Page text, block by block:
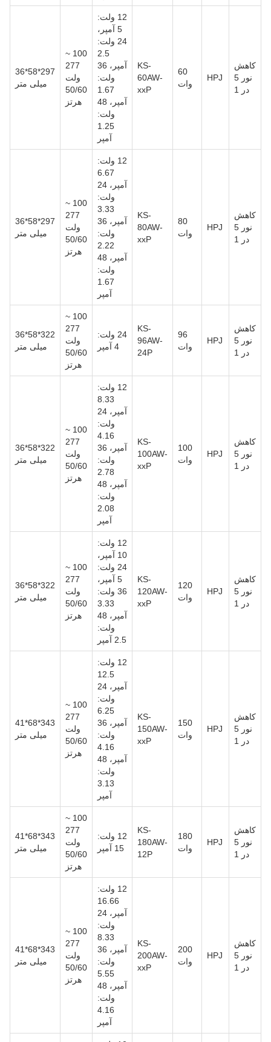
کاهش
نور 5
در 1
HPJ
60
وات
KS-
60AW-
xxP
12 ولت:
5 آمپر،
24 ولت:
2.5
آمپر، 36
ولت:
1.67
آمپر، 48
ولت:
1.25
آمپر
100 ~
277
ولت
50/60
هرتز
297*58*36
میلی متر
کاهش
نور 5
در 1
HPJ
80
وات
KS-
80AW-
xxP
12 ولت:
6.67
آمپر، 24
ولت:
3.33
آمپر، 36
ولت:
2.22
آمپر، 48
ولت:
1.67
آمپر
100 ~
277
ولت
50/60
هرتز
297*58*36
میلی متر
کاهش
نور 5
در 1
HPJ
96
وات
KS-
96AW-
24P
24 ولت:
4 آمپر
100 ~
277
ولت
50/60
هرتز
322*58*36
میلی متر
کاهش
نور 5
در 1
HPJ
100
وات
KS-
100AW-
xxP
12 ولت:
8.33
آمپر، 24
ولت:
4.16
آمپر، 36
ولت:
2.78
آمپر، 48
ولت:
2.08
آمپر
100 ~
277
ولت
50/60
هرتز
322*58*36
میلی متر
کاهش
نور 5
در 1
HPJ
120
وات
KS-
120AW-
xxP
12 ولت:
10 آمپر،
24 ولت:
5 آمپر،
36 ولت:
3.33
آمپر، 48
ولت:
2.5 آمپر
100 ~
277
ولت
50/60
هرتز
322*58*36
میلی متر
کاهش
نور 5
در 1
HPJ
150
وات
KS-
150AW-
xxP
12 ولت:
12.5
آمپر، 24
ولت:
6.25
آمپر، 36
ولت:
4.16
آمپر، 48
ولت:
3.13
آمپر
100 ~
277
ولت
50/60
هرتز
343*68*41
میلی متر
کاهش
نور 5
در 1
HPJ
180
وات
KS-
180AW-
12P
12 ولت:
15 آمپر
100 ~
277
ولت
50/60
هرتز
343*68*41
میلی متر
کاهش
نور 5
در 1
HPJ
200
وات
KS-
200AW-
xxP
12 ولت:
16.66
آمپر، 24
ولت:
8.33
آمپر، 36
ولت:
5.55
آمپر، 48
ولت:
4.16
آمپر
100 ~
277
ولت
50/60
هرتز
343*68*41
میلی متر